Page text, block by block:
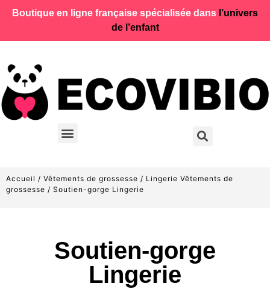
Boutique en ligne française spécialisée dans l’univers
de l’enfant
Accueil / Vêtements de grossesse / Lingerie Vêtements de
grossesse / Soutien-gorge Lingerie
Soutien-gorge
Lingerie